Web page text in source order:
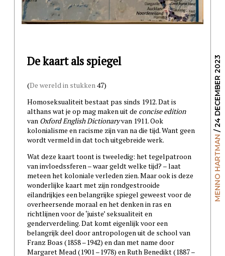
MENNO HARTMAN
/ 24 DECEMBER 2023
De kaart als spiegel
(De wereld in stukken47)
Homoseksualiteit bestaat pas sinds 1912. Dat is
althans wat je op mag maken uit de concise edition
van Oxford English Dictionaryvan 1911. Ook
kolonialisme en racisme zijn van na die tijd. Want geen
wordt vermeld in dat toch uitgebreide werk.
Wat deze kaart toont is tweeledig: het tegelpatroon
van invloedssferen – waar geldt welke tijd? – laat
meteen het koloniale verleden zien. Maar ook is deze
wonderlijke kaart met zijn rondgestrooide
eilandrijkjes een belangrijke spiegel geweest voor de
overheersende moraal en het denken in ras en
richtlijnen voor de ‘juiste’ seksualiteit en
genderverdeling. Dat komt eigenlijk voor een
belangrijk deel door antropologen uit de school van
Franz Boas (1858 –1942) en dan met name door
Margaret Mead (1901 –1978) en Ruth Benedikt (1887 –